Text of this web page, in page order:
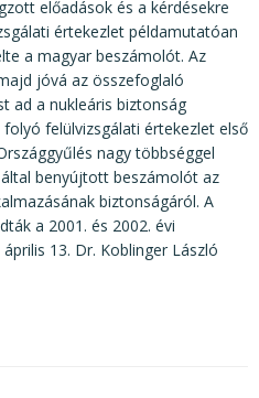
előadások és a kérdésekre
értekezlet példamutatóan
a magyar beszámolót. Az
jóvá az összefoglaló
ad a nukleáris biztonság
felülvizsgálati értekezlet első
nagy többséggel
benyújtott beszámolót az
biztonságáról. A
a 2001. és 2002. évi
13. Dr. Koblinger László